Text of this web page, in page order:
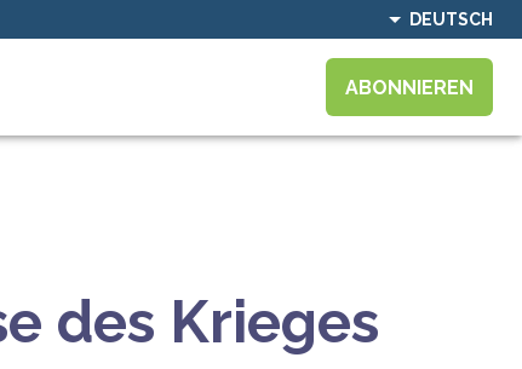
DEUTSCH
ABONNIEREN
des Krieges